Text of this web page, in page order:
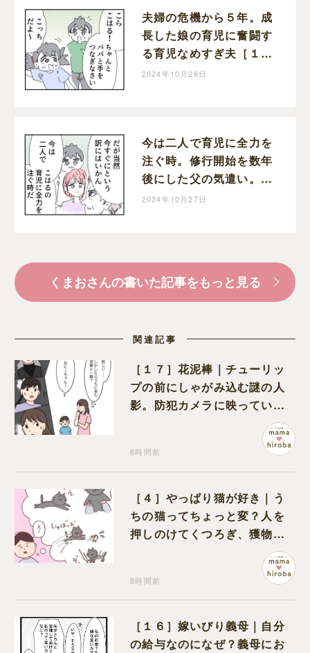
夫婦の危機から５年。成
長した娘の育児に奮闘す
る育児なめすぎ夫［１９
９］｜くまおのマンガ堂
2024年10月28日
今は二人で育児に全力を
注ぐ時。修行開始を数年
後にした父の気遣い。育
児なめすぎ夫［１９８］
2024年10月27日
くまおさんの書いた記事をもっと見る
関連記事
［１７］花泥棒｜チューリッ
プの前にしゃがみ込む謎の人
影。防犯カメラに映っていた
8時間前
［４］やっぱり猫が好き｜う
ちの猫ってちょっと変？人を
押しのけてくつろぎ、獲物に
も物怖じしない鋼のハート
8時間前
［１６］嫁いびり義母｜自分
の給与なのになぜ？義母にお